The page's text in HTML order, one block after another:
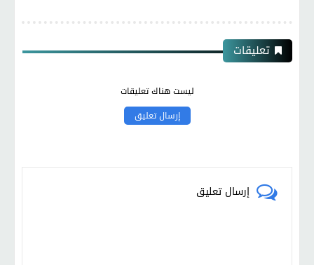
تعليقات
ليست هناك تعليقات
إرسال تعليق
إرسال تعليق